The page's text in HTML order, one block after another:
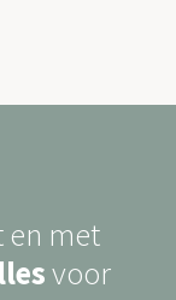
en met
voor